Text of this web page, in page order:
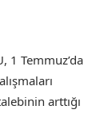
1 Temmuz’da
arttığı